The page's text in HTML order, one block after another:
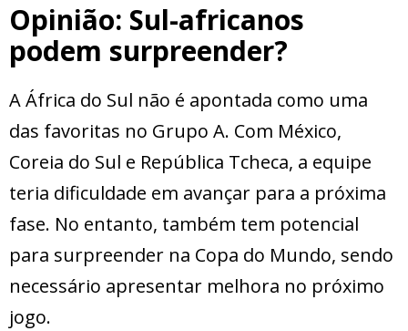
Opinião: Sul-africanos
podem surpreender?
A África do Sul não é apontada como uma
das favoritas no Grupo A. Com México,
Coreia do Sul e República Tcheca, a equipe
teria dificuldade em avançar para a próxima
fase. No entanto, também tem potencial
para surpreender na Copa do Mundo, sendo
necessário apresentar melhora no próximo
jogo.